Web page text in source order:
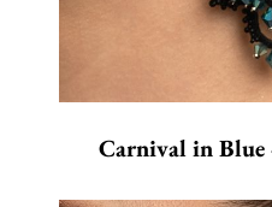
Carnival in Blue